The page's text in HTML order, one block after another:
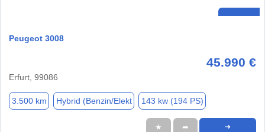
Peugeot 3008
45.990 €
Erfurt, 99086
3.500 km Hybrid (Benzin/Elekt 143 kw (194 PS)
★ ➦ ➜